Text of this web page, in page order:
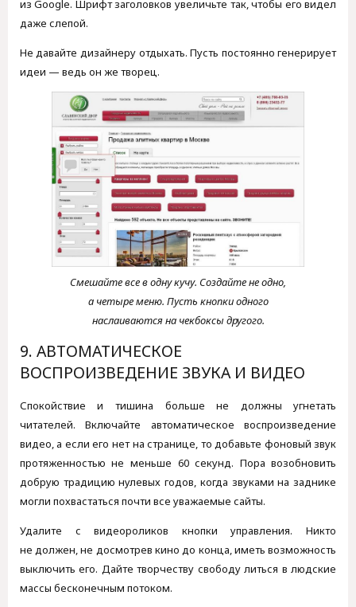
из Google. Шрифт заголовков увеличьте так, чтобы его видел
даже слепой.
Не давайте дизайнеру отдыхать. Пусть постоянно генерирует
идеи — ведь он же творец.
Смешайте все в одну кучу. Создайте не одно,
а четыре меню. Пусть кнопки одного
наслаиваются на чекбоксы другого.
9. АВТОМАТИЧЕСКОЕ
ВОСПРОИЗВЕДЕНИЕ ЗВУКА И ВИДЕО
Спокойствие и тишина больше не должны угнетать
читателей. Включайте автоматическое воспроизведение
видео, а если его нет на странице, то добавьте фоновый звук
протяженностью не меньше 60 секунд. Пора возобновить
добрую традицию нулевых годов, когда звуками на заднике
могли похвастаться почти все уважаемые сайты.
Удалите с видеороликов кнопки управления. Никто
не должен, не досмотрев кино до конца, иметь возможность
выключить его. Дайте творчеству свободу литься в людские
массы бесконечным потоком.